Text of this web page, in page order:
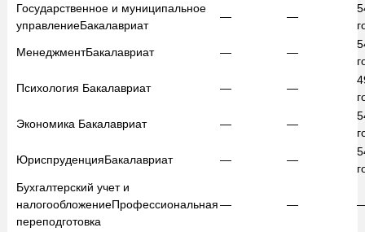
Государственное и муниципальное
управлениеБакалавриат
— —
МенеджментБакалавриат — —
Психология Бакалавриат — —
Экономика Бакалавриат — —
ЮриспруденцияБакалавриат — —
Бухгалтерский учет и
налогообложениеПрофессиональная
переподготовка
— —